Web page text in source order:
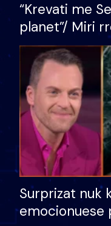
“Krevati me
planet”/ Miri
bukura në
mungojë
Surprizat nuk
emocionuese